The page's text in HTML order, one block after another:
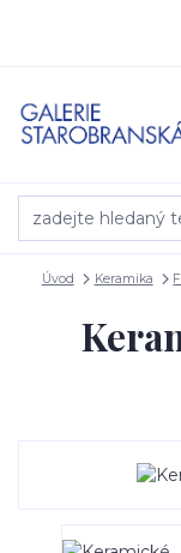
Úvod Keramika